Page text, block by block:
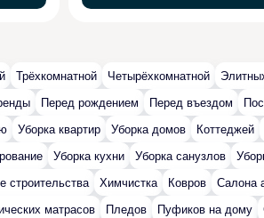
Трёхкомнатной Четырёхкомнатной
Перед рождением Перед въездом
Уборка квартир Уборка домов
Коттеджей
Уборка кухни Уборка санузлов
строительства Химчистка Ковров
Салона
матрасов Пледов Пуфиков на дому